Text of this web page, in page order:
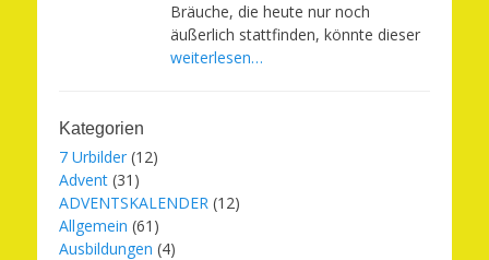
Bräuche, die heute nur noch
äußerlich stattfinden, könnte dieser
weiterlesen…
Kategorien
7 Urbilder (12)
Advent (31)
ADVENTSKALENDER (12)
Allgemein (61)
Ausbildungen (4)